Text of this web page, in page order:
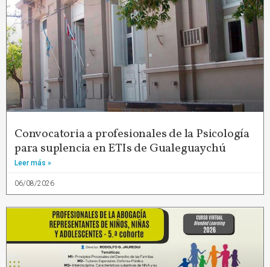
Convocatoria a profesionales de la Psicología
para suplencia en ETIs de Gualeguaychú
Leer más »
06/08/2026